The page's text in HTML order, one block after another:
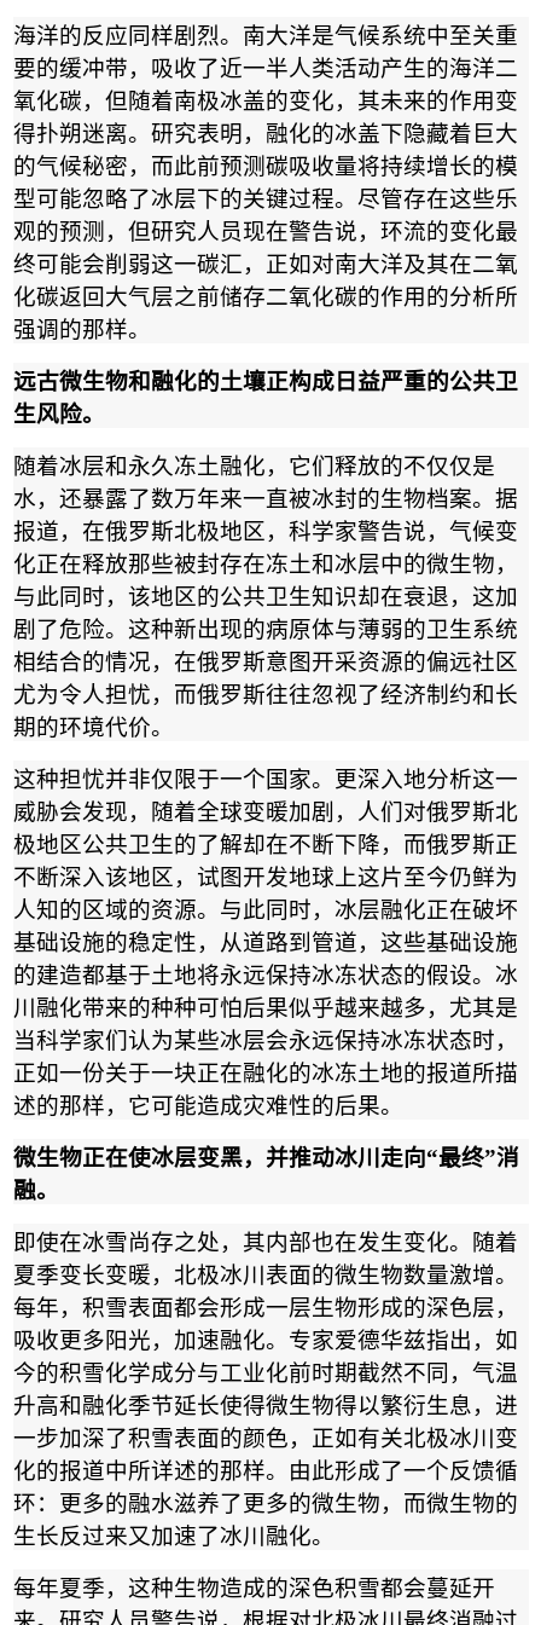
海洋的反应同样剧烈。南大洋是气候系统中至关重
要的缓冲带，吸收了近一半人类活动产生的海洋二
氧化碳，但随着南极冰盖的变化，其未来的作用变
得扑朔迷离。研究表明，融化的冰盖下隐藏着巨大
的气候秘密，而此前预测碳吸收量将持续增长的模
型可能忽略了冰层下的关键过程。尽管存在这些乐
观的预测，但研究人员现在警告说，环流的变化最
终可能会削弱这一碳汇，正如对南大洋及其在二氧
化碳返回大气层之前储存二氧化碳的作用的分析所
强调的那样。
远古微生物和融化的土壤正构成日益严重的公共卫
生风险。
随着冰层和永久冻土融化，它们释放的不仅仅是
水，还暴露了数万年来一直被冰封的生物档案。据
报道，在俄罗斯北极地区，科学家警告说，气候变
化正在释放那些被封存在冻土和冰层中的微生物，
与此同时，该地区的公共卫生知识却在衰退，这加
剧了危险。这种新出现的病原体与薄弱的卫生系统
相结合的情况，在俄罗斯意图开采资源的偏远社区
尤为令人担忧，而俄罗斯往往忽视了经济制约和长
期的环境代价。
这种担忧并非仅限于一个国家。更深入地分析这一
威胁会发现，随着全球变暖加剧，人们对俄罗斯北
极地区公共卫生的了解却在不断下降，而俄罗斯正
不断深入该地区，试图开发地球上这片至今仍鲜为
人知的区域的资源。与此同时，冰层融化正在破坏
基础设施的稳定性，从道路到管道，这些基础设施
的建造都基于土地将永远保持冰冻状态的假设。冰
川融化带来的种种可怕后果似乎越来越多，尤其是
当科学家们认为某些冰层会永远保持冰冻状态时，
正如一份关于一块正在融化的冰冻土地的报道所描
述的那样，它可能造成灾难性的后果。
微生物正在使冰层变黑，并推动冰川走向“最终”消
融。
即使在冰雪尚存之处，其内部也在发生变化。随着
夏季变长变暖，北极冰川表面的微生物数量激增。
每年，积雪表面都会形成一层生物形成的深色层，
吸收更多阳光，加速融化。专家爱德华兹指出，如
今的积雪化学成分与工业化前时期截然不同，气温
升高和融化季节延长使得微生物得以繁衍生息，进
一步加深了积雪表面的颜色，正如有关北极冰川变
化的报道中所详述的那样。由此形成了一个反馈循
环：更多的融水滋养了更多的微生物，而微生物的
生长反过来又加速了冰川融化。
每年夏季，这种生物造成的深色积雪都会蔓延开